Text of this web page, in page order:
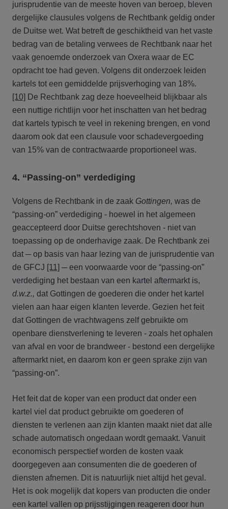
jurisprudentie van de meeste hoven van beroep, bleven
dergelijke clausules volgens de Rechtbank geldig onder
de Duitse wet. Wat betreft de geschiktheid van het vaste
bedrag van de betaling verwees de Rechtbank naar het
vaak genoemde onderzoek van Oxera waar de EC
opdracht toe had geven. Volgens dit onderzoek leiden
kartels tot een gemiddelde prijsverhoging van 18%.
[10] De Rechtbank zag deze hoeveelheid blijkbaar als
een nuttige richtlijn voor het inschatten van het bedrag
dat kartels typisch te veel in rekening brengen, en vond
daarom ook dat een clausule voor schadevergoeding
van 15% van de contractwaarde proportioneel was.
4. “Passing-on” verdediging
Volgens de Rechtbank in de zaak Gottingen, was de
“passing-on” verdediging - hoewel in het algemeen
geaccepteerd door Duitse gerechtshoven - niet van
toepassing op de onderhavige zaak. De Rechtbank zei
dat ─ op basis van haar lezing van de jurisprudentie van
de GFCJ [11] ─ een voorwaarde voor de “passing-on”
verdediging het bestaan van een kartel aftermarkt is,
d.w.z., dat Gottingen de goederen die onder het kartel
vielen aan haar eigen klanten leverde. Gezien het feit
dat Gottingen de vrachtwagens zelf gebruikte om
openbare dienstverlening te leveren - zoals het ophalen
van afval en voor de brandweer - bestond een dergelijke
aftermarkt niet, en daarom kon er geen sprake zijn van
“passing-on”.
Het feit dat de koper van een product dat onder een
kartel viel dat product gebruikte om goederen of
diensten te verlenen aan zijn klanten maakt niet dat alle
schade automatisch ongedaan wordt gemaakt. Vanuit
economisch perspectief worden de kosten vaak
doorgegeven aan consumenten die de goederen of
diensten afnemen. Dit is natuurlijk niet altijd het geval.
Het is ook mogelijk dat kopers van producten die onder
een kartel vallen op prijsstijgingen reageren door hun